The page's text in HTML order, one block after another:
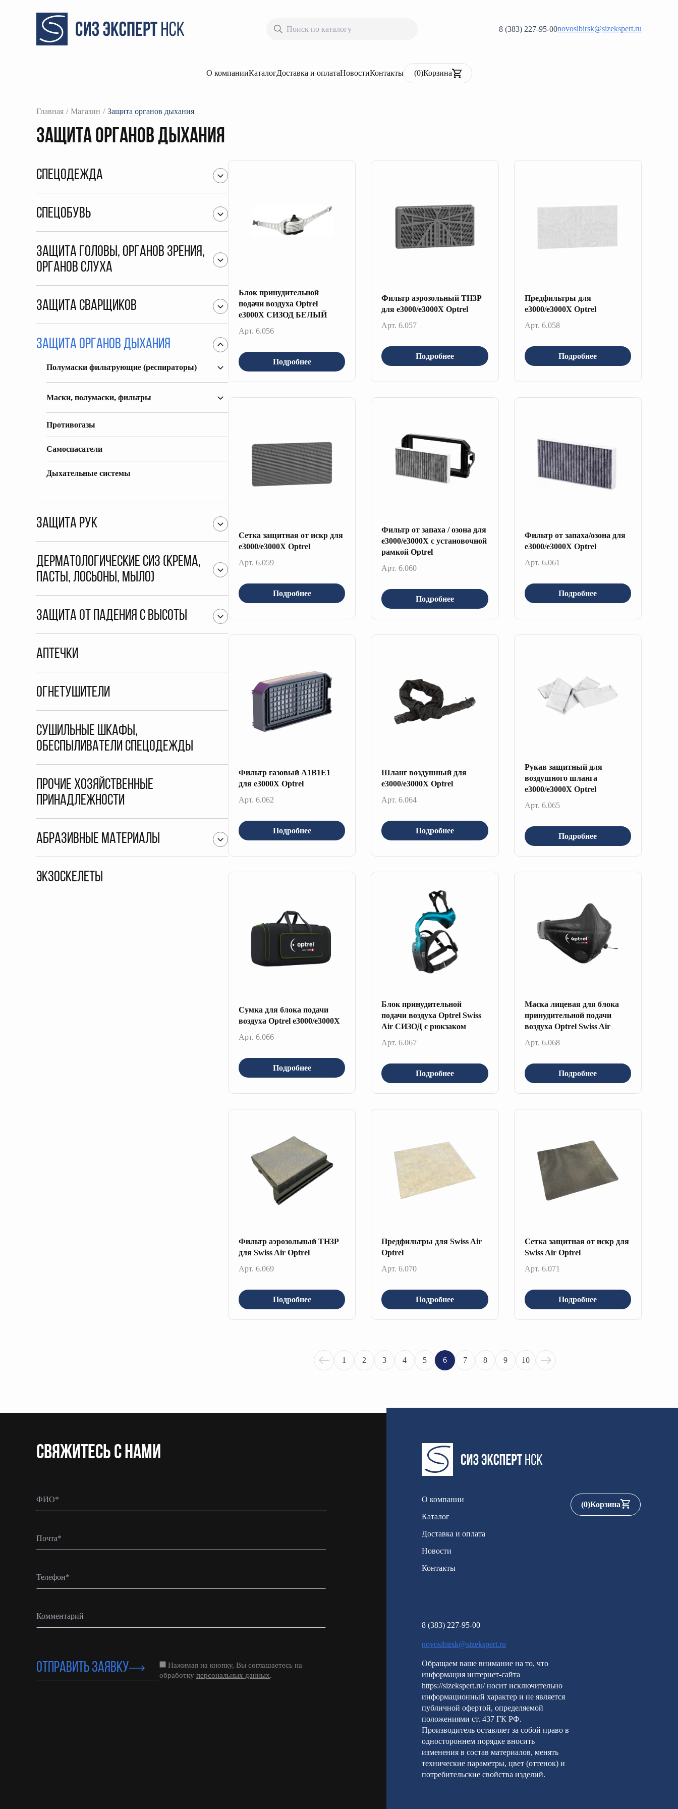
8 (383) 227-95-00novosibirsk@sizekspert.ru
О компанииКаталогДоставка и оплатаНовостиКонтакты (0)Корзина
Главная Магазин Защита органов дыхания
Защита органов дыхания
Спецодежда
Спецобувь
Защита головы, органов зрения,
органов слуха
Защита сварщиков
Защита органов дыхания
Полумаски фильтрующие (респираторы)
Маски, полумаски, фильтры
Противогазы
Самоспасатели
Дыхательные системы
Защита рук
Дерматологические СИЗ (крема,
пасты, лосьоны, мыло)
Защита от падения с высоты
Аптечки
Огнетушители
Сушильные шкафы,
обеспыливатели спецодежды
Прочие хозяйственные
принадлежности
Абразивные материалы
Экзоскелеты
Блок принудительной
подачи воздуха Optrel
e3000X СИЗОД БЕЛЫЙ
Арт. 6.056
Подробнее
Фильтр аэрозольный ТН3Р
для е3000/е3000Х Optrel
Арт. 6.057
Подробнее
Предфильтры для
e3000/e3000X Optrel
Арт. 6.058
Подробнее
Сетка защитная от искр для
e3000/e3000X Optrel
Арт. 6.059
Подробнее
Фильтр от запаха / озона для
e3000/e3000X с установочной
рамкой Optrel
Арт. 6.060
Подробнее
Фильтр от запаха/озона для
e3000/e3000X Optrel
Арт. 6.061
Подробнее
Фильтр газовый A1B1E1
для е3000Х Optrel
Арт. 6.062
Подробнее
Шланг воздушный для
e3000/e3000X Optrel
Арт. 6.064
Подробнее
Рукав защитный для
воздушного шланга
e3000/e3000X Optrel
Арт. 6.065
Подробнее
Сумка для блока подачи
воздуха Optrel e3000/e3000X
Арт. 6.066
Подробнее
Блок принудительной
подачи воздуха Optrel Swiss
Air СИЗОД с рюкзаком
Арт. 6.067
Подробнее
Маска лицевая для блока
принудительной подачи
воздуха Optrel Swiss Air
Арт. 6.068
Подробнее
Фильтр аэрозольный ТН3Р
для Swiss Air Optrel
Арт. 6.069
Подробнее
Предфильтры для Swiss Air
Optrel
Арт. 6.070
Подробнее
Сетка защитная от искр для
Swiss Air Optrel
Арт. 6.071
Подробнее
1 2 3 4 5 6 7 8 9 10
CВЯЖИТЕСЬ С НАМИ
ОТПРАВИТЬ ЗАЯВКУ
Нажимая на кнопку, Вы соглашаетесь на
обработку персональных данных.
О компании
Каталог
Доставка и оплата
Новости
Контакты
8 (383) 227-95-00
novosibirsk@sizekspert.ru
Обращаем ваше внимание на то, что
информация интернет-сайта
https://sizekspert.ru/ носит исключительно
информационный характер и не является
публичной офертой, определяемой
положениями ст. 437 ГК РФ.
Производитель оставляет за собой право в
одностороннем порядке вносить
изменения в состав материалов, менять
технические параметры, цвет (оттенок) и
потребительские свойства изделий.
(0)Корзина